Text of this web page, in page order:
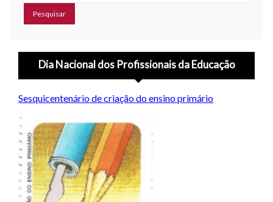
Dia Nacional dos Profissionais da Educação
Sesquicentenário de criação do ensino primário